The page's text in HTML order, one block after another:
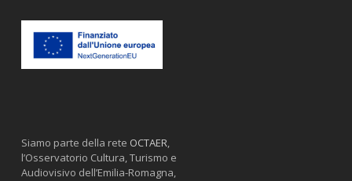
Siamo parte della rete OCTAER,
l’Osservatorio Cultura, Turismo e
Audiovisivo dell’Emilia-Romagna,